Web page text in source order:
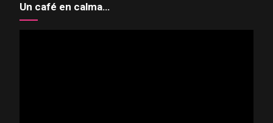
Un café en calma…